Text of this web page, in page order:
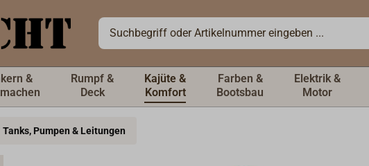
&
Rumpf &
Deck
Kajüte &
Komfort
Farben &
Bootsbau
Elektrik &
Motor
Tanks, Pumpen & Leitungen